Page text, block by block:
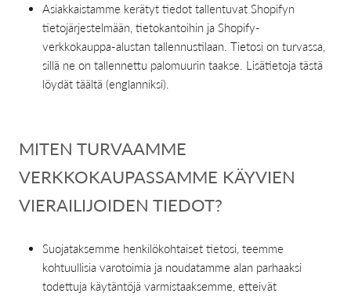
Asiakkaistamme kerätyt tiedot tallentuvat Shopifyn
tietojärjestelmään, tietokantoihin ja Shopify-
verkkokauppa-alustan tallennustilaan. Tietosi on turvassa,
sillä ne on tallennettu palomuurin taakse. Lisätietoja tästä
löydät täältä (englanniksi).
MITEN TURVAAMME
VERKKOKAUPASSAMME KÄYVIEN
VIERAILIJOIDEN TIEDOT?
Suojataksemme henkilökohtaiset tietosi, teemme
kohtuullisia varotoimia ja noudatamme alan parhaaksi
todettuja käytäntöjä varmistaaksemme, etteivät